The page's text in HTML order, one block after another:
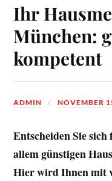
Ihr
München:
kompetent
ADMIN NOVEMBER
Entscheiden Sie
allem günstigen
Hier wird Ihnen mit